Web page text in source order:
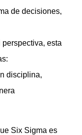
de decisiones,
esta
disciplina,
Six Sigma es